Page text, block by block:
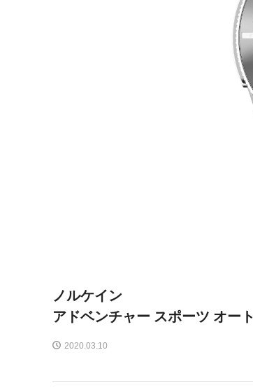
ノルケイン
アドベンチャー スポーツ オート
2020.03.10